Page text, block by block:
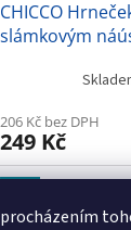
CHICCO
slámkovým
206 Kč bez DPH
249 Kč